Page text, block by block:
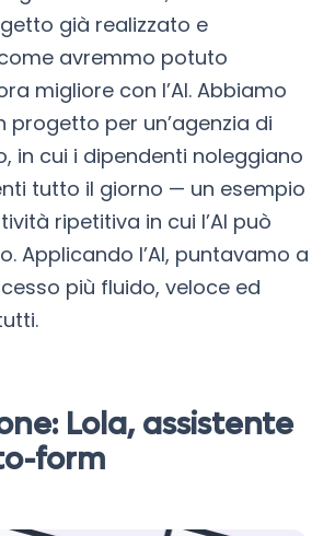
già realizzato e
avremmo potuto
migliore con l’AI. Abbiamo
progetto per un’agenzia di
in cui i dipendenti noleggiano
tutto il giorno — un esempio
ripetitiva in cui l’AI può
Applicando l’AI, puntavamo a
più fluido, veloce ed
Lola, assistente
form